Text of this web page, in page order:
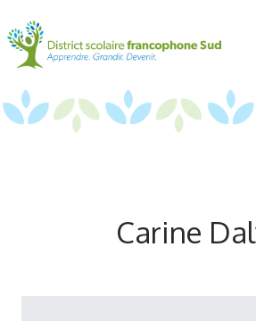
Carine